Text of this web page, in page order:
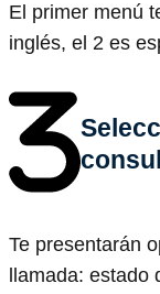
El primer menú
inglés, el 2 es
Te presentarán
llamada: